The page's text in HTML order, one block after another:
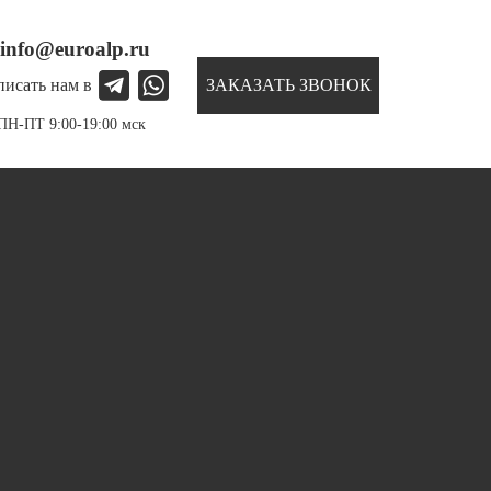
info@euroalp.ru
нам в
ПТ 9:00-19:00 мск
ЗАКАЗАТЬ ЗВОНОК